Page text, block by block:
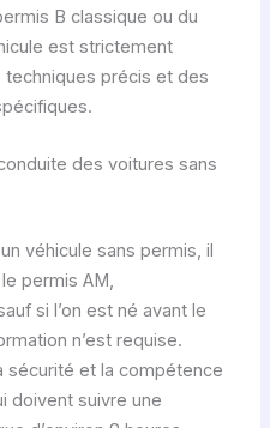
B classique ou du
est strictement
précis et des
des voitures sans
véhicule sans permis, il
permis AM,
si l’on est né avant le
n’est requise.
sécurité et la compétence
doivent suivre une